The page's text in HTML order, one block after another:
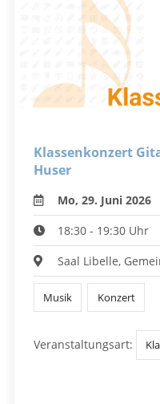
Klassenkonzert
Huser
Mo, 29. Juni 2026
18:30 - 19:30 Uhr
Saal Libelle,
Musik Konzert
Veranstaltungsart: